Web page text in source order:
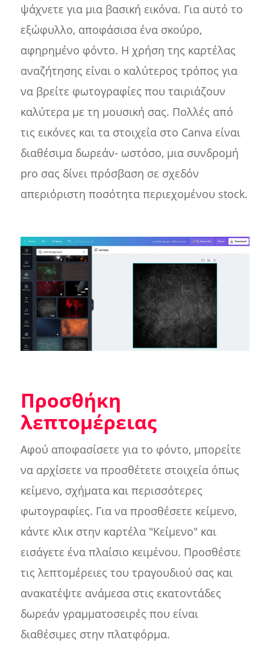
ψάχνετε για μια βασική εικόνα. Για αυτό το
εξώφυλλο, αποφάσισα ένα σκούρο,
αφηρημένο φόντο. Η χρήση της καρτέλας
αναζήτησης είναι ο καλύτερος τρόπος για
να βρείτε φωτογραφίες που ταιριάζουν
καλύτερα με τη μουσική σας. Πολλές από
τις εικόνες και τα στοιχεία στο Canva είναι
διαθέσιμα δωρεάν- ωστόσο, μια συνδρομή
pro σας δίνει πρόσβαση σε σχεδόν
απεριόριστη ποσότητα περιεχομένου stock.
Προσθήκη
λεπτομέρειας
Αφού αποφασίσετε για το φόντο, μπορείτε
να αρχίσετε να προσθέτετε στοιχεία όπως
κείμενο, σχήματα και περισσότερες
φωτογραφίες. Για να προσθέσετε κείμενο,
κάντε κλικ στην καρτέλα "Κείμενο" και
εισάγετε ένα πλαίσιο κειμένου. Προσθέστε
τις λεπτομέρειες του τραγουδιού σας και
ανακατέψτε ανάμεσα στις εκατοντάδες
δωρεάν γραμματοσειρές που είναι
διαθέσιμες στην πλατφόρμα.